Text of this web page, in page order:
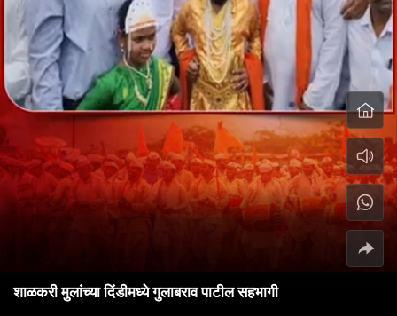
शाळकरी मुलांच्या दिंडीमध्ये गुलाबराव पाटील सहभागी